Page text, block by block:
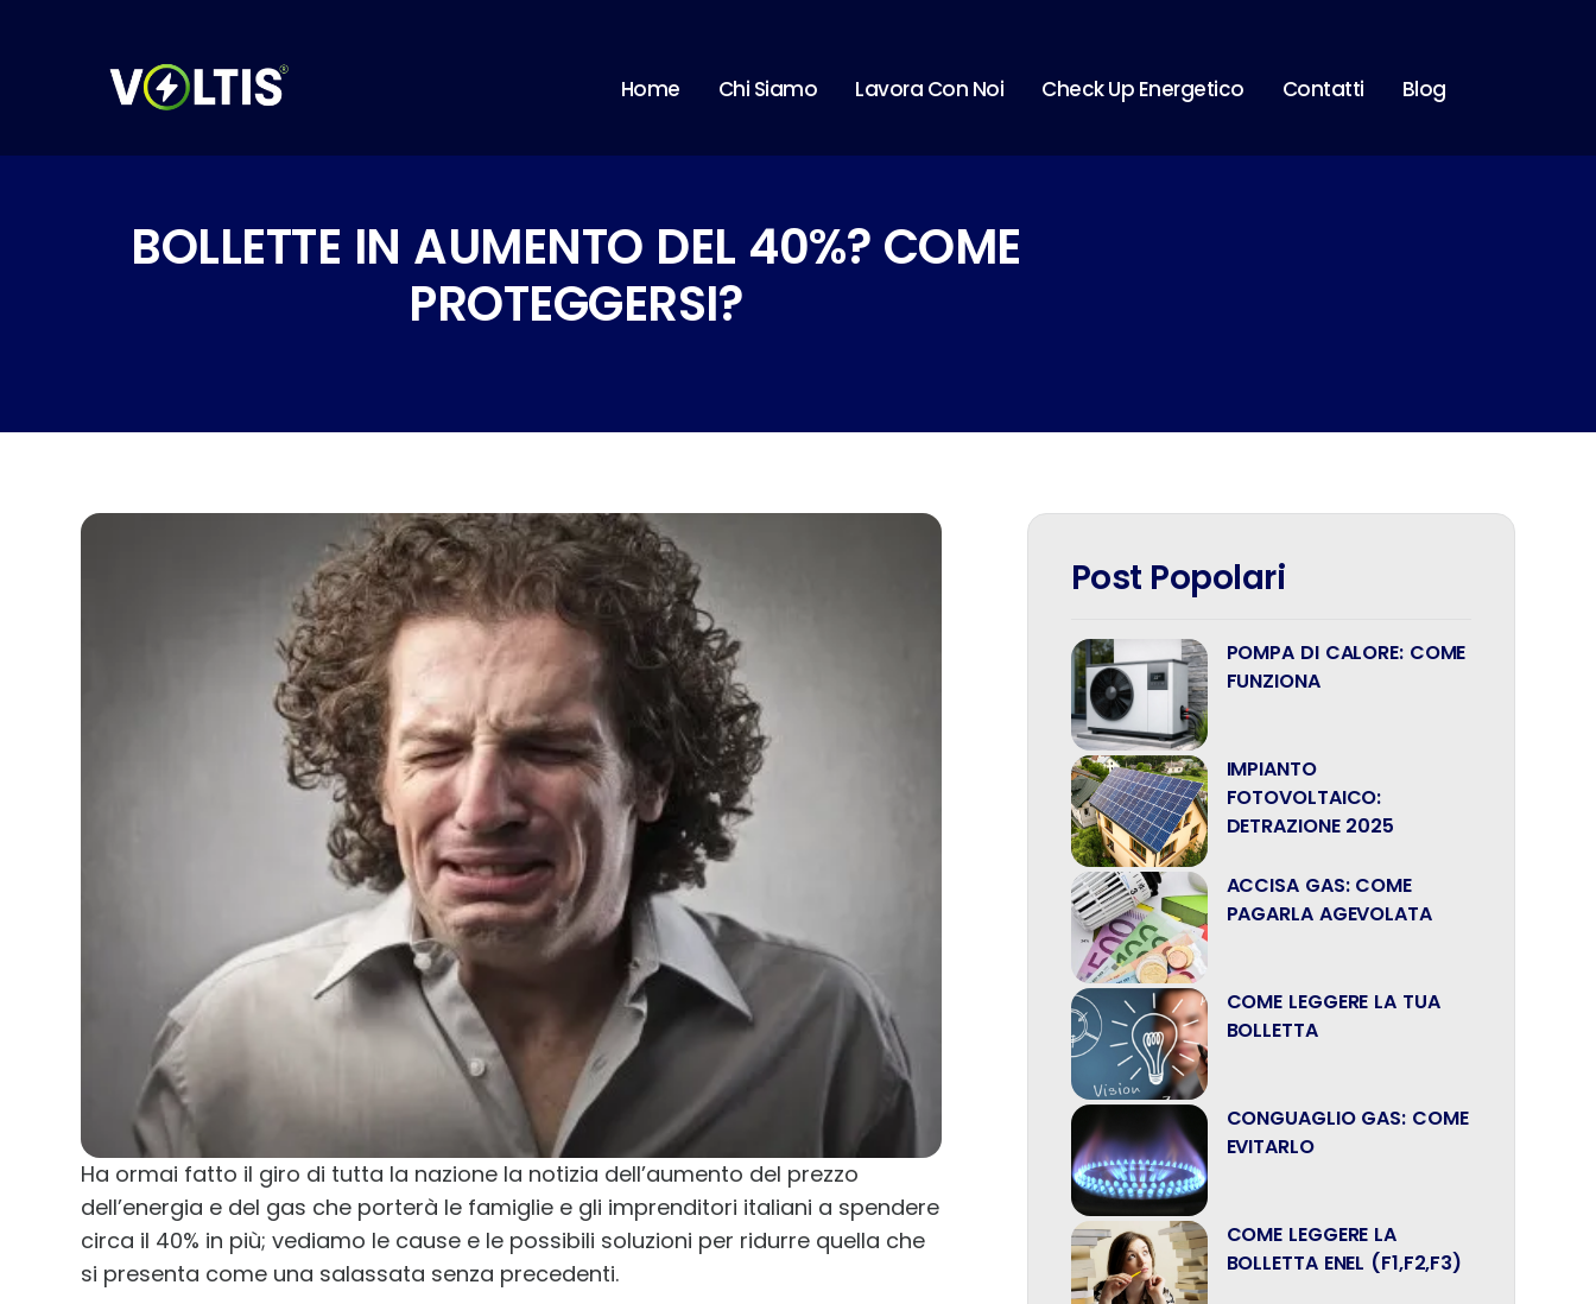
Home Chi Siamo Lavora Con Noi Check Up Energetico Contatti Blog
BOLLETTE IN AUMENTO DEL 40%? COME
PROTEGGERSI?
Ha ormai fatto il giro di tutta la nazione la notizia dell’aumento del prezzo
dell’energia e del gas che porterà le famiglie e gli imprenditori italiani a spendere
circa il 40% in più; vediamo le cause e le possibili soluzioni per ridurre quella che
si presenta come una salassata senza precedenti.
Post Popolari
POMPA DI CALORE: COME
FUNZIONA
IMPIANTO
FOTOVOLTAICO:
DETRAZIONE 2025
ACCISA GAS: COME
PAGARLA AGEVOLATA
COME LEGGERE LA TUA
BOLLETTA
CONGUAGLIO GAS: COME
EVITARLO
COME LEGGERE LA
BOLLETTA ENEL (F1,F2,F3)